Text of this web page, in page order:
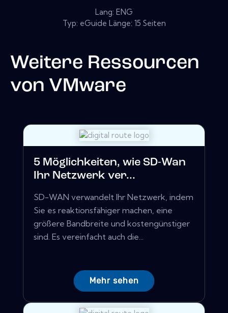
Lang: ENG
Typ: eGuide Länge: 15 Seiten
Weitere Ressourcen
von VMware
5 Möglichkeiten, wie SD-Wan
Ihr Netzwerk ver...
SD-WAN verwandelt Ihr Netzwerk, indem
Sie es reaktionsfähiger machen, eine
größere Bandbreite und kostengünstiger
sind. Es vereinfacht auch die...
Mehr sehen